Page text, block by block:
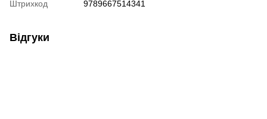
Штрихкод 9789667514341
Відгуки